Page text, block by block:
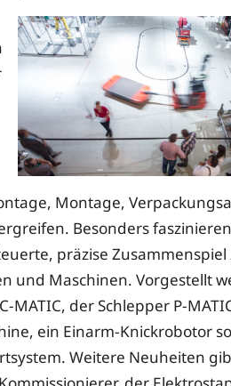
Montage,
Besonders
präzise Zusammenspiel
und Maschinen. Vorgestellt
der Schlepper P-
ein Einarm-Knickrobotor
Weitere Neuheiten